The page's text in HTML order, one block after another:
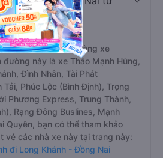
hãng xe khai thác dòng xe
này là xe Thảo Mạnh Hùng,
Đình Nhân, Tài Phát
Tải, Phúc Lộc (Bình Định), Trọng
Phương Express, Trung Thành,
Rạng Đông Buslines, Mạnh
Quyên, bạn có thể tham khảo
vé các nhà xe này tại trang này:
đi Long Khánh - Đồng Nai